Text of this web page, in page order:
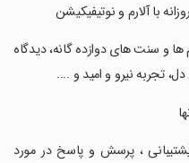
با آلارم و نوتیفیکیشن
و سنت های دوازده گانه، دیدگاه
تجربه نیرو و امید و ....
، پرسش و پاسخ در مورد